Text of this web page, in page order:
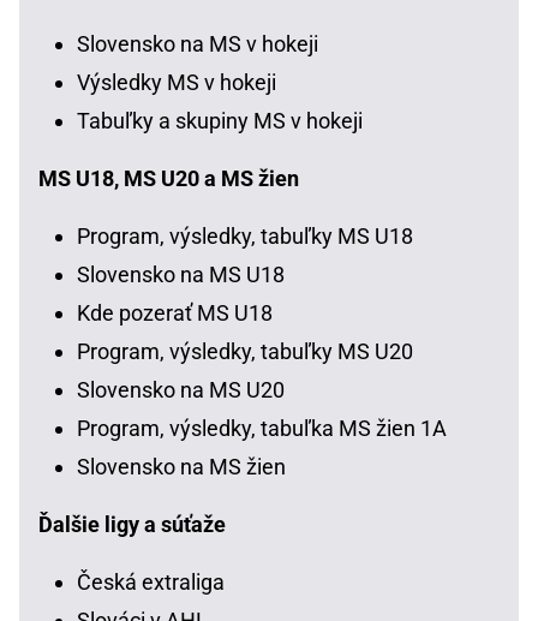
Slovensko na MS v hokeji
Výsledky MS v hokeji
Tabuľky a skupiny MS v hokeji
MS U18, MS U20 a MS žien
Program, výsledky, tabuľky MS U18
Slovensko na MS U18
Kde pozerať MS U18
Program, výsledky, tabuľky MS U20
Slovensko na MS U20
Program, výsledky, tabuľka MS žien 1A
Slovensko na MS žien
Ďalšie ligy a súťaže
Česká extraliga